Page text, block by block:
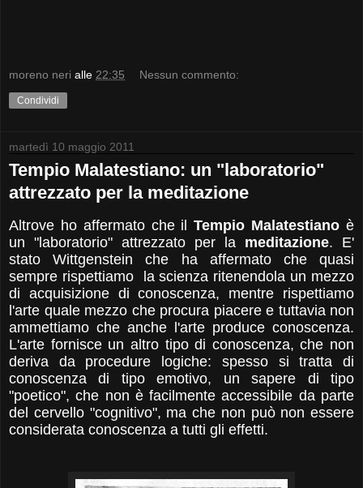
moreno neri alle 22:35 Nessun commento:
Condividi
martedì 10 maggio 2011
Tempio Malatestiano: un "laboratorio"
attrezzato per la meditazione
Altrove ho affermato che ilTempio Malatestiano è
un "laboratorio" attrezzato per la meditazione. E'
statoWittgenstein che ha affermato che quasi
sempre rispettiamo la scienza ritenendola un mezzo
di acquisizione di conoscenza, mentre rispettiamo
l'arte quale mezzo che procura piacere e tuttavia non
ammettiamo che anche l'arte produce conoscenza.
L'arte fornisce un altro tipo di conoscenza, che non
deriva da procedure logiche: spesso si tratta di
conoscenza di tipo emotivo, un sapere di tipo
"poetico", che non è facilmente accessibile da parte
del cervello "cognitivo", ma che non può non essere
considerata conoscenza a tutti gli effetti.